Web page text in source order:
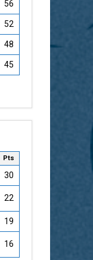
56
52
48
45
Pts
30
22
19
16